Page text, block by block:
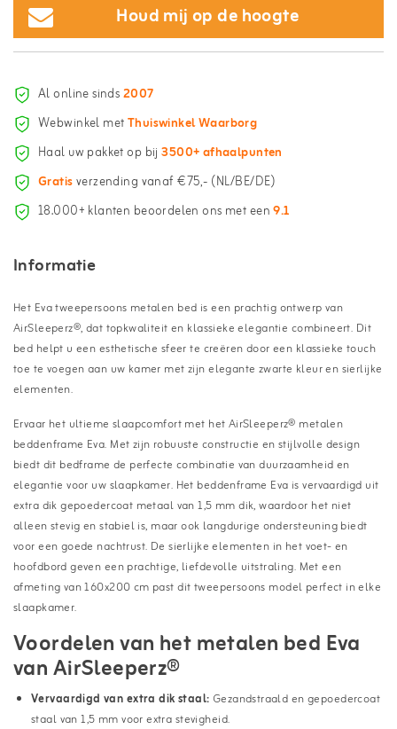
Houd mij op de hoogte
Al online sinds2007
Webwinkel metThuiswinkel Waarborg
Haal uw pakket op bij3500+ afhaalpunten
Gratisverzending vanaf €75,- (NL/BE/DE)
18.000+ klanten beoordelen ons met een9.1
Informatie
Het Eva tweepersoons metalen bed is een prachtig ontwerp van
AirSleeperz®, dat topkwaliteit en klassieke elegantie combineert. Dit
bed helpt u een esthetische sfeer te creëren door een klassieke touch
toe te voegen aan uw kamer met zijn elegante zwarte kleur en sierlijke
elementen.
Ervaar het ultieme slaapcomfort met het AirSleeperz® metalen
beddenframe Eva. Met zijn robuuste constructie en stijlvolle design
biedt dit bedframe de perfecte combinatie van duurzaamheid en
elegantie voor uw slaapkamer. Het beddenframe Eva is vervaardigd uit
extra dik gepoedercoat metaal van 1,5 mm dik, waardoor het niet
alleen stevig en stabiel is, maar ook langdurige ondersteuning biedt
voor een goede nachtrust. De sierlijke elementen in het voet- en
hoofdbord geven een prachtige, liefdevolle uitstraling. Met een
afmeting van 160x200 cm past dit tweepersoons model perfect in elke
slaapkamer.
Voordelen van het metalen bed Eva
van AirSleeperz®
Vervaardigd van extra dik staal: Gezandstraald en gepoedercoat
staal van 1,5 mm voor extra stevigheid.